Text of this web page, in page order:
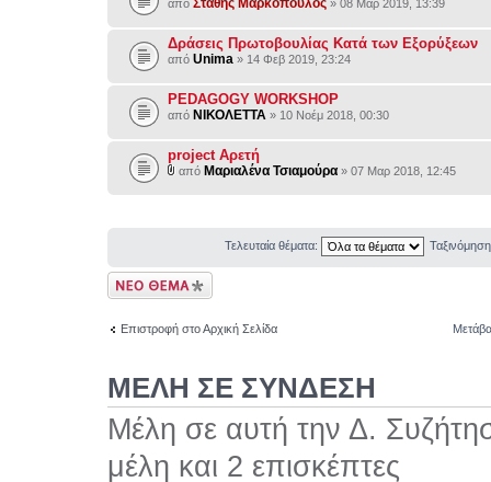
από Στάθης Μαρκόπουλος » 08 Μαρ 2019, 13:39
Δράσεις Πρωτοβουλίας Κατά των Εξορύξεων
από Unima » 14 Φεβ 2019, 23:24
PEDAGOGY WORKSHOP
από ΝΙΚΟΛΕΤΤΑ » 10 Νοέμ 2018, 00:30
project Αρετή
από Μαριαλένα Τσιαμούρα » 07 Μαρ 2018, 12:45
Τελευταία θέματα:
Δημιουργία νέου
θέματος
Επιστροφή στο Αρχική Σελίδα
ΜΕΛΗ ΣΕ ΣΥΝΔΕΣΗ
Μέλη σε αυτή την Δ.
μέλη και 2 επισκέπτες